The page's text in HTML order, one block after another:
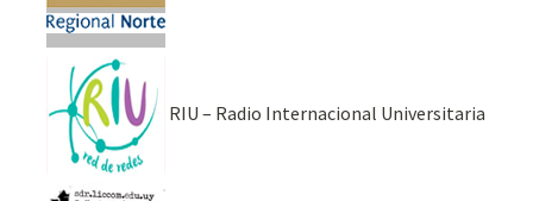
RIU – Radio Internacional Universitaria